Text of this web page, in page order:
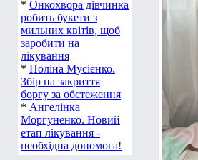
* Онкохвора дівчинка
робить букети з
мильних квітів, щоб
заробити на
лікування
* Поліна Мусієнко.
Збір на закриття
боргу за обстеження
* Ангелінка
Моргуненко. Новий
етап лікування -
необхідна допомога!